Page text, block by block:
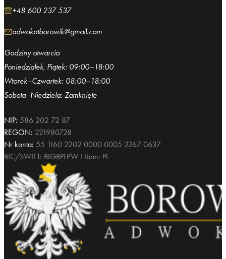
NIP: 586 202 72 87
REGON: 221980728
Nr konta: 55 1160 2202 0000 0005 2267 0637
BIC/SWIFT: BIGBPLPW I Iban: PL
+48 600 237 537
adwokatborowik@gmail.com
Godziny otwarcia
Poniedziałek, Piątek: 09:00–18:00
Wtorek–Czwartek: 08:00–18:00
Sobota–Niedziela: Zamknięte